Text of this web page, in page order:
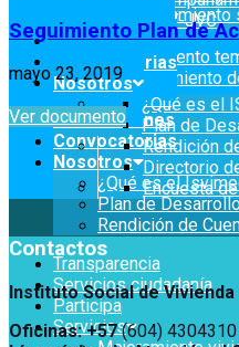
Servicios
Mejoramiento de
Vivienda Nueva
Vivienda un proyecto
Titulación
Arrendamiento
Reconocimiento de
Edificaciones – C0
Acompañamiento Social
OPV-JVC
Notificaciones
Convocatorias
Nosotros
¿Qué es el ISVIMED?
Plan de Desarrollo
Rendición de cuentas
Directorio de
Encuesta de Percepción
Opciones de
A+ A A-
Titulación
Arrendamiento
Reconocimiento
OPV-JVC
Notificaciones
Convocatorias
Nosotros
¿Qué es el
Plan de
Rendición de
Transparencia
Servicios ciudadanía
Participa
Servicios
OPV-JVC
Notificaciones
Convocatorias
Nosotros
¿Qué es el
Plan de
Rendición
Directorio
Encuesta
Seguimiento Plan de
mayo 23, 2019
Ver documento
Contactos
Instituto Social de
Oficinas: +57(604) 4304310